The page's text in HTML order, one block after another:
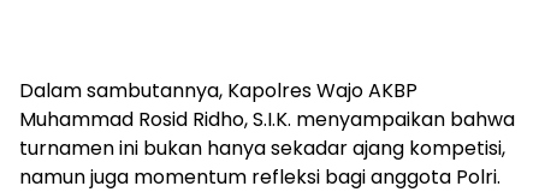
Dalam sambutannya, Kapolres Wajo AKBP
Muhammad Rosid Ridho, S.I.K. menyampaikan bahwa
turnamen ini bukan hanya sekadar ajang kompetisi,
namun juga momentum refleksi bagi anggota Polri.